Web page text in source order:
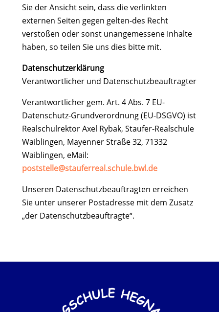
Sie der Ansicht sein, dass die verlinkten
externen Seiten gegen gelten-des Recht
verstoßen oder sonst unangemessene Inhalte
haben, so teilen Sie uns dies bitte mit.
Datenschutzerklärung
Verantwortlicher und Datenschutzbeauftragter
Verantwortlicher gem. Art. 4 Abs. 7 EU-
Datenschutz-Grundverordnung (EU-DSGVO) ist
Realschulrektor Axel Rybak, Staufer-Realschule
Waiblingen, Mayenner Straße 32, 71332
Waiblingen, eMail:
poststelle@stauferreal.schule.bwl.de
Unseren Datenschutzbeauftragten erreichen
Sie unter unserer Postadresse mit dem Zusatz
„der Datenschutzbeauftragte“.